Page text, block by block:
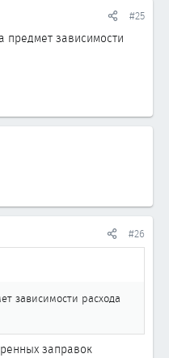
#25
предмет зависимости
#26
зависимости расхода
заправок